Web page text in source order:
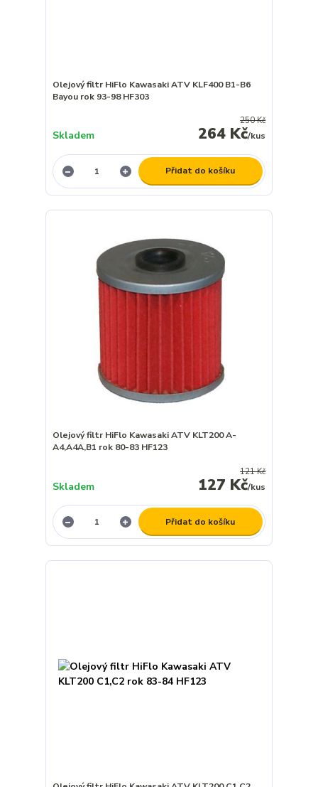
Olejový filtr HiFlo Kawasaki ATV KLF400 B1-B6
Bayou rok 93-98 HF303
250 Kč
264 Kč/kus
Skladem
Přidat do košíku
Olejový filtr HiFlo Kawasaki ATV KLT200 A-
A4,A4A,B1 rok 80-83 HF123
121 Kč
127 Kč/kus
Skladem
Přidat do košíku